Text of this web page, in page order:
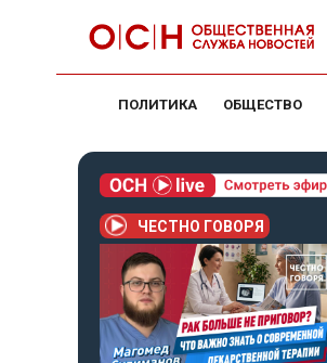
ПОЛИТИКА ОБЩЕСТВО
ЧЕСТНО ГОВОРЯ